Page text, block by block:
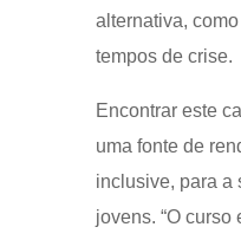
alternativa,
tempos de crise.
Encontrar este
uma fonte de
inclusive, para a
jovens. “O curso